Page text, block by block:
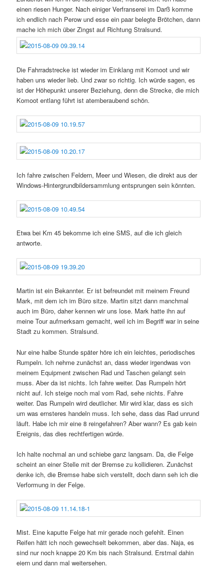
einen riesen Hunger. Nach einiger Verfranserei im Darß komme
ich endlich nach Perow und esse ein paar belegte Brötchen, dann
mache ich mich über Zingst auf Richtung Stralsund.
Die Fahrradstrecke ist wieder im Einklang mit Komoot und wir
haben uns wieder lieb. Und zwar so richtig. Ich würde sagen, es
ist der Höhepunkt unserer Beziehung, denn die Strecke, die mich
Komoot entlang führt ist atemberaubend schön.
Ich fahre zwischen Feldern, Meer und Wiesen, die direkt aus der
Windows-Hintergrundbildersammlung entsprungen sein könnten.
Etwa bei Km 45 bekomme ich eine SMS, auf die ich gleich
antworte.
Martin ist ein Bekannter. Er ist befreundet mit meinem Freund
Mark, mit dem ich im Büro sitze. Martin sitzt dann manchmal
auch im Büro, daher kennen wir uns lose. Mark hatte ihn auf
meine Tour aufmerksam gemacht, weil ich im Begriff war in seine
Stadt zu kommen. Stralsund.
Nur eine halbe Stunde später höre ich ein leichtes, periodisches
Rumpeln. Ich nehme zunächst an, dass wieder irgendwas von
meinem Equipment zwischen Rad und Taschen gelangt sein
muss. Aber da ist nichts. Ich fahre weiter. Das Rumpeln hört
nicht auf. Ich steige noch mal vom Rad, sehe nichts. Fahre
weiter. Das Rumpeln wird deutlicher. Mir wird klar, dass es sich
um was ernsteres handeln muss. Ich sehe, dass das Rad unrund
läuft. Habe ich mir eine 8 reingefahren? Aber wann? Es gab kein
Ereignis, das dies rechtfertigen würde.
Ich halte nochmal an und schiebe ganz langsam. Da, die Felge
scheint an einer Stelle mit der Bremse zu kollidieren. Zunächst
denke ich, die Bremse habe sich verstellt, doch dann seh ich die
Verformung in der Felge.
Mist. Eine kaputte Felge hat mir gerade noch gefehlt. Einen
Reifen hätt ich noch gewechselt bekommen, aber das. Naja, es
sind nur noch knappe 20 Km bis nach Stralsund. Erstmal dahin
eiern und dann mal weitersehen.